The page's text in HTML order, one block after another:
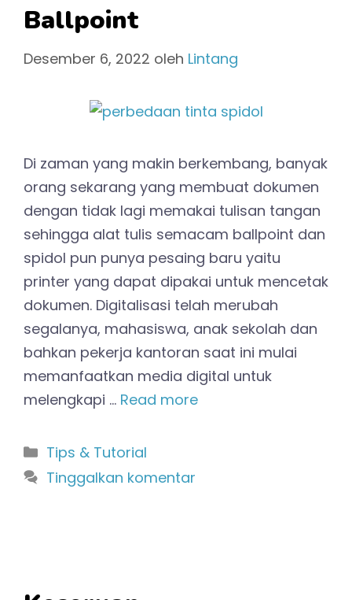
Ballpoint
Desember 6, 2022 oleh Lintang
Di zaman yang makin berkembang, banyak
orang sekarang yang membuat dokumen
dengan tidak lagi memakai tulisan tangan
sehingga alat tulis semacam ballpoint dan
spidol pun punya pesaing baru yaitu
printer yang dapat dipakai untuk mencetak
dokumen. Digitalisasi telah merubah
segalanya, mahasiswa, anak sekolah dan
bahkan pekerja kantoran saat ini mulai
memanfaatkan media digital untuk
melengkapi … Read more
Kategori
Tips & Tutorial
Tinggalkan komentar